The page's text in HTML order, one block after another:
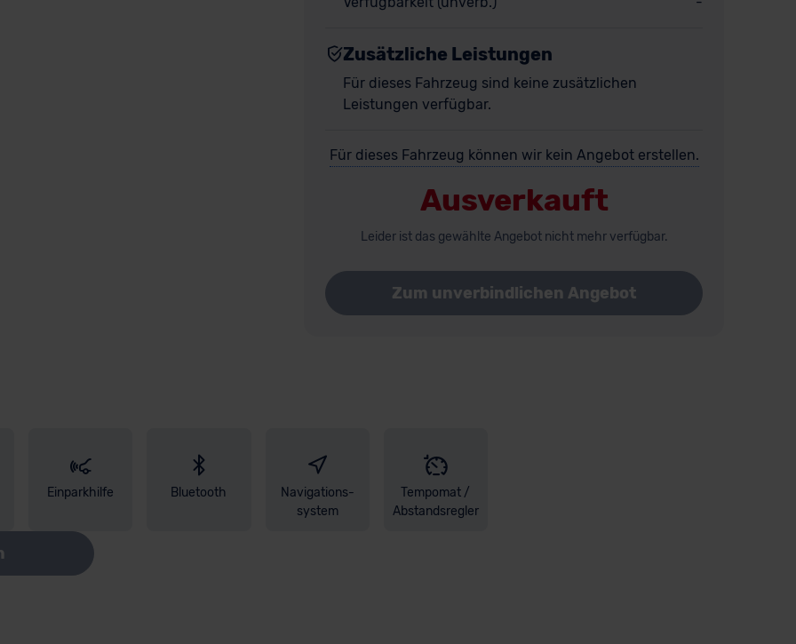
Zusätzliche Leistungen
Für dieses Fahrzeug sind keine zusätzlichen
Leistungen verfügbar.
Für dieses Fahrzeug können wir kein Angebot erstellen.
Ausverkauft
Leider ist das gewählte Angebot nicht mehr verfügbar.
Zum unverbindlichen Angebot
Einparkhilfe Bluetooth
Navigations-
system
Tempomat /
Abstandsregler